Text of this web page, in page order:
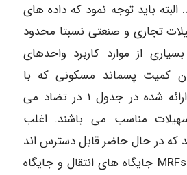
اند. البته باید توجه نمود که داده های
تجاری و صنعتی نسبتا محدود
از موارد کاربرد واحدهای
کمیت پسماند مسکونی که با
واحدهای معقول تر ارائه شده در جدول ۱ در تضاد می
مناسب می باشند. اغلب
که در حال حاضر قابل دسترس اند
آنهایی هستند که در MRFs جایگاه های انتقال و جایگاه